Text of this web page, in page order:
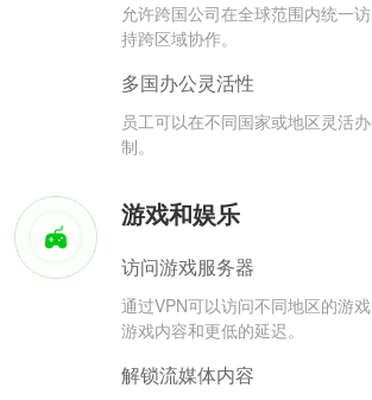
允许跨国公司在全球范围内统一
持跨区域协作。
多国办公灵活性
员工可以在不同国家或地区灵活
制。
游戏和娱乐
访问游戏服务器
通过VPN可以访问不同地区的游
游戏内容和更低的延迟。
解锁流媒体内容